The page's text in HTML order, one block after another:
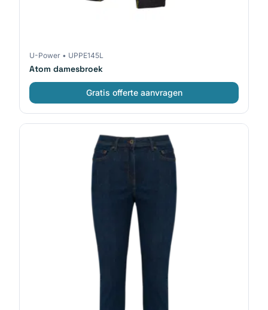
U-Power • UPPE145L
Atom damesbroek
Gratis offerte aanvragen